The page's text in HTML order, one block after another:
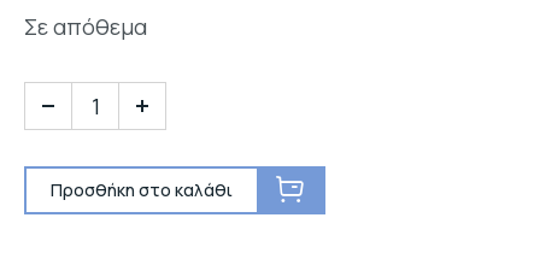
Σε απόθεμα
Προσθήκη στο καλάθι